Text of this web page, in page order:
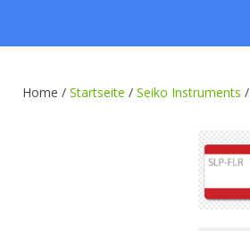
Home / Startseite / Seiko Instruments /